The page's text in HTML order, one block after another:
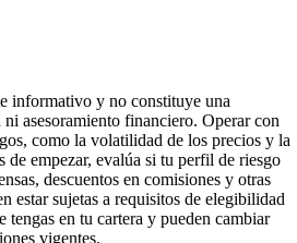
informativo y no constituye una
asesoramiento financiero. Operar con
como la volatilidad de los precios y la
de empezar, evalúa si tu perfil de riesgo
descuentos en comisiones y otras
estar sujetas a requisitos de elegibilidad
tengas en tu cartera y pueden cambiar
vigentes.